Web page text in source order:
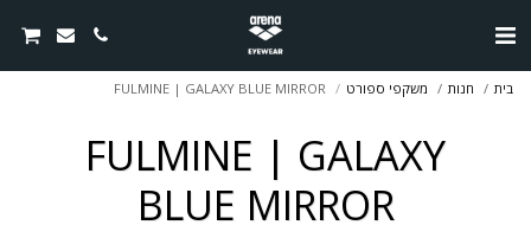
בית חנות משקפי ספורט FULMINE | GALAXY BLUE MIRROR
FULMINE | GALAXY
BLUE MIRROR